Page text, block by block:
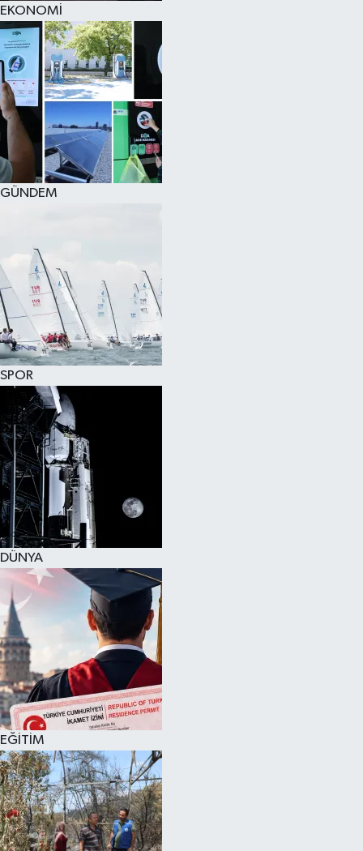
EKONOMİ
GÜNDEM
SPOR
DÜNYA
EĞİTİM
SPOR
KÜLTÜR SANAT
FRAGMANLAR